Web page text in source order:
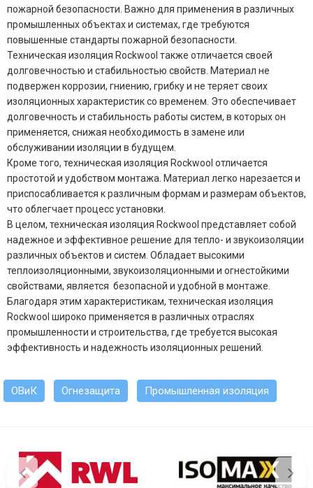
пожарной безопасности. Важно для применения в различных
промышленных объектах и системах, где требуются
повышенные стандарты пожарной безопасности.
Техническая изоляция Rockwool также отличается своей
долговечностью и стабильностью свойств. Материал не
подвержен коррозии, гниению, грибку и не теряет своих
изоляционных характеристик со временем. Это обеспечивает
долговечность и стабильность работы систем, в которых он
применяется, снижая необходимость в замене или
обслуживании изоляции в будущем.
Кроме того, техническая изоляция Rockwool отличается
простотой и удобством монтажа. Материал легко нарезается и
приспосабливается к различным формам и размерам объектов,
что облегчает процесс установки.
В целом, техническая изоляция Rockwool представляет собой
надежное и эффективное решение для тепло- и звукоизоляции
различных объектов и систем. Обладает высокими
теплоизоляционными, звукоизоляционными и огнестойкими
свойствами, является безопасной и удобной в монтаже.
Благодаря этим характеристикам, техническая изоляция
Rockwool широко применяется в различных отраслях
промышленности и строительства, где требуется высокая
эффективность и надежность изоляционных решений.
ОВиК Огнезащита Промышленная изоляция